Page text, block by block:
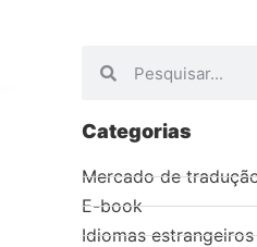
Categorias
Mercado de
E-book
Idiomas estrangeiros